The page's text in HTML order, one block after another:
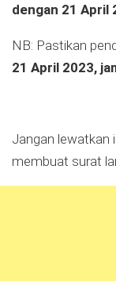
dengan 21 April
NB: Pastikan
21 April 2023,
Jangan lewatkan
membuat surat